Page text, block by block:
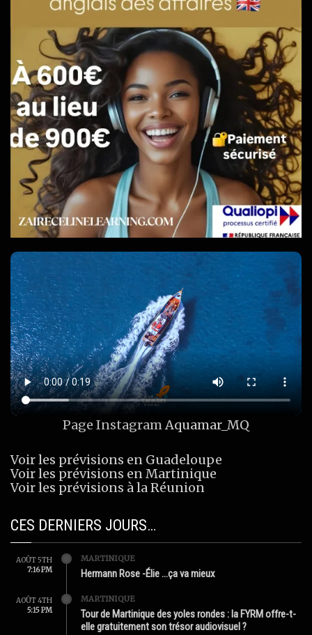
Page InstagramAquamar_MQ
Voir les prévisions en Guadeloupe
Voir les prévisions en Martinique
Voir les prévisions à la Réunion
CES DERNIERS JOURS…
AOÛT 5TH
7:16 PM
MARTINIQUE
Hermann Rose -Élie …ça va mieux
AOÛT 4TH
5:15 PM
MARTINIQUE
Tour de Martinique des yoles rondes : la FYRM offre-t-
elle gratuitement son trésor audiovisuel ?